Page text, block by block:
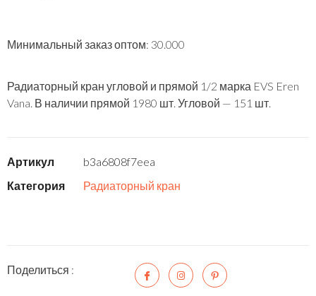
Минимальный заказ оптом: 30.000
Радиаторный кран угловой и прямой 1/2 марка EVS Eren
Vana. В наличии прямой 1980 шт. Угловой — 151 шт.
Артикул
b3a6808f7eea
Категория
Радиаторный кран
Поделиться :